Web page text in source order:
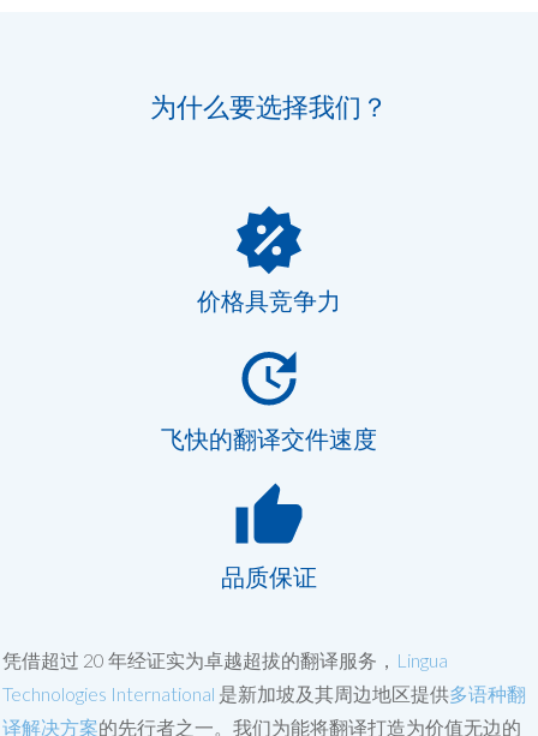
为什么要选择我们？
价格具竞争力
飞快的翻译交件速度
品质保证
凭借超过 20 年经证实为卓越超拔的翻译服务， Lingua
Technologies International 是新加坡及其周边地区提供多语种翻
译解决方案的先行者之一。我们为能将翻译打造为价值无边的